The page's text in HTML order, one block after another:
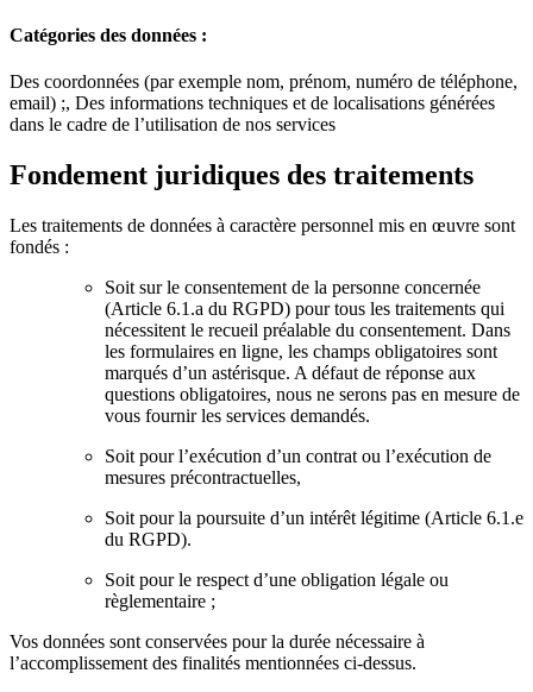
Catégories des données :
Des coordonnées (par exemple nom, prénom, numéro de téléphone,
email) ;, Des informations techniques et de localisations générées
dans le cadre de l’utilisation de nos services
Fondement juridiques des traitements
Les traitements de données à caractère personnel mis en œuvre sont
fondés :
Soit sur le consentement de la personne concernée
(Article 6.1.a du RGPD) pour tous les traitements qui
nécessitent le recueil préalable du consentement. Dans
les formulaires en ligne, les champs obligatoires sont
marqués d’un astérisque. A défaut de réponse aux
questions obligatoires, nous ne serons pas en mesure de
vous fournir les services demandés.
Soit pour l’exécution d’un contrat ou l’exécution de
mesures précontractuelles,
Soit pour la poursuite d’un intérêt légitime (Article 6.1.e
du RGPD).
Soit pour le respect d’une obligation légale ou
règlementaire ;
Vos données sont conservées pour la durée nécessaire à
l’accomplissement des finalités mentionnées ci-dessus.